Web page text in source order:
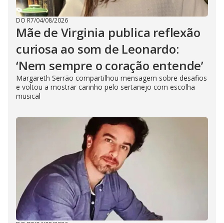
DO R7/04/08/2026
Mãe de Virginia publica reflexão
curiosa ao som de Leonardo:
‘Nem sempre o coração entende’
Margareth Serrão compartilhou mensagem sobre desafios
e voltou a mostrar carinho pelo sertanejo com escolha
musical